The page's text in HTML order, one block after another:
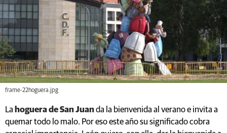
frame-22hoguera.jpg
La hoguera de San Juanda la bienvenida al verano e invita a
quemar todo lo malo. Por eso este año su significado cobra